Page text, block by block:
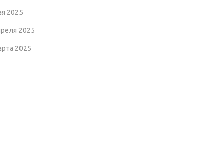
2025
2025
2025